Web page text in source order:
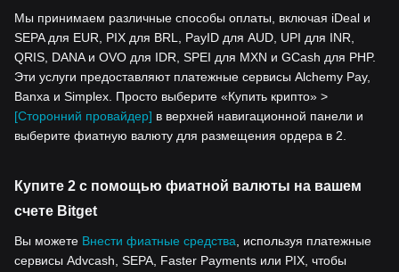
Мы принимаем различные способы оплаты, включая iDeal и
SEPA для EUR, PIX для BRL, PayID для AUD, UPI для INR,
QRIS, DANA и OVO для IDR, SPEI для MXN и GCash для PHP.
Эти услуги предоставляют платежные сервисы Alchemy Pay,
Banxa и Simplex. Просто выберите «Купить крипто» >
[Сторонний провайдер] в верхней навигационной панели и
выберите фиатную валюту для размещения ордера в 2.
Купите 2 с помощью фиатной валюты на вашем
счете Bitget
Вы можете Внести фиатные средства, используя платежные
сервисы Advcash, SEPA, Faster Payments или PIX, чтобы